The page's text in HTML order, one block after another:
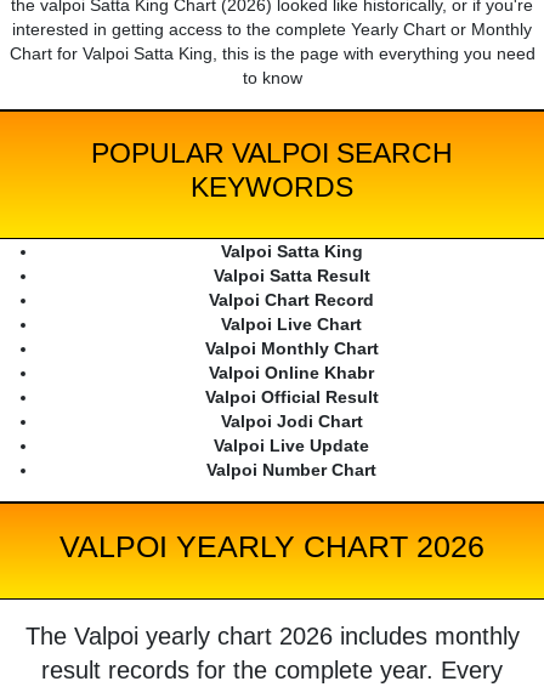
the valpoi Satta King Chart (2026) looked like historically, or if you're
interested in getting access to the complete Yearly Chart or Monthly
Chart for Valpoi Satta King, this is the page with everything you need
to know
POPULAR VALPOI SEARCH
KEYWORDS
Valpoi Satta King
Valpoi Satta Result
Valpoi Chart Record
Valpoi Live Chart
Valpoi Monthly Chart
Valpoi Online Khabr
Valpoi Official Result
Valpoi Jodi Chart
Valpoi Live Update
Valpoi Number Chart
VALPOI YEARLY CHART 2026
The Valpoi yearly chart 2026 includes monthly
result records for the complete year. Every